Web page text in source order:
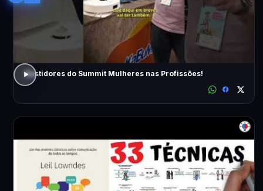
Bastidores do Summit Mulheres nas Profissões!